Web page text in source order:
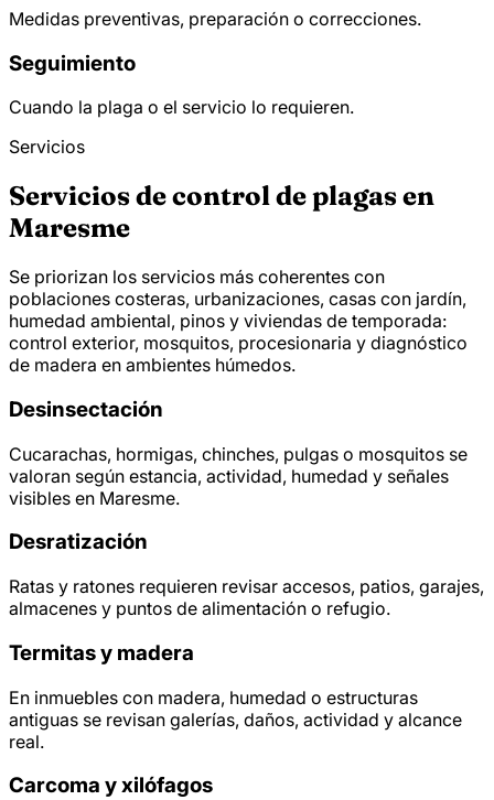
Medidas preventivas, preparación o correcciones.
Seguimiento
Cuando la plaga o el servicio lo requieren.
Servicios
Servicios de control de plagas en
Maresme
Se priorizan los servicios más coherentes con
poblaciones costeras, urbanizaciones, casas con jardín,
humedad ambiental, pinos y viviendas de temporada:
control exterior, mosquitos, procesionaria y diagnóstico
de madera en ambientes húmedos.
Desinsectación
Cucarachas, hormigas, chinches, pulgas o mosquitos se
valoran según estancia, actividad, humedad y señales
visibles en Maresme.
Desratización
Ratas y ratones requieren revisar accesos, patios, garajes,
almacenes y puntos de alimentación o refugio.
Termitas y madera
En inmuebles con madera, humedad o estructuras
antiguas se revisan galerías, daños, actividad y alcance
real.
Carcoma y xilófagos